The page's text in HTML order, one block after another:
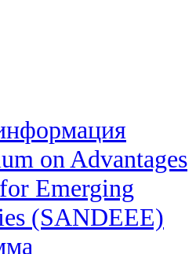
on Advantages
Emerging
(SANDEEE)